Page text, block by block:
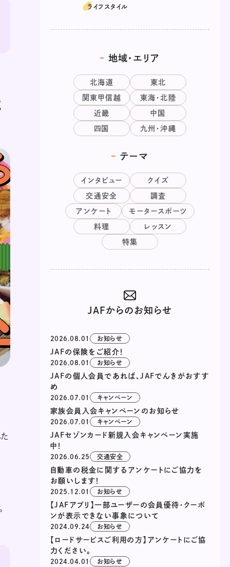
る愛車遍歴
ライフスタイル
地域・エリア
北海道 東北
関東甲信越 東海・北陸
近畿 中国
四国 九州・沖縄
テーマ
インタビュー クイズ
交通安全 調査
アンケート モータースポーツ
料理 レッスン
特集
JAFからのお知らせ
2026.08.01 お知らせ
JAFの保険をご紹介！
2026.08.01 お知らせ
JAFの個人会員であれば、JAFでんきがおすす
め
2026.07.01 キャンペーン
家族会員入会キャンペーンのお知らせ
2026.07.01 キャンペーン
JAFセゾンカード新規入会キャンペーン実施
中！
2026.06.25 交通安全
自動車の税金に関するアンケートにご協力を
お願いします！
2025.12.01 お知らせ
【JAFアプリ】一部ユーザーの会員優待・クーポ
ンが表示できない事象について
2024.09.24 お知らせ
【ロードサービスご利用の方】アンケートにご協
力ください。
2024.04.01 お知らせ